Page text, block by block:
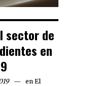
sector de
en
en El